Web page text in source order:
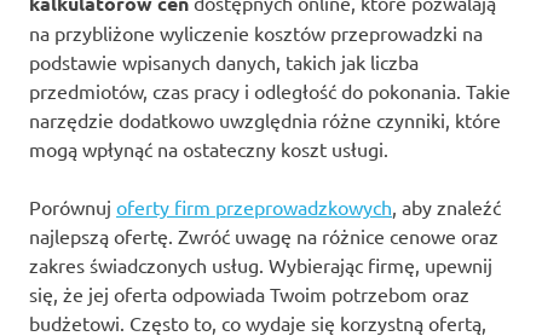
na przybliżone wyliczenie kosztów przeprowadzki na
podstawie wpisanych danych, takich jak liczba
przedmiotów, czas pracy i odległość do pokonania. Takie
narzędzie dodatkowo uwzględnia różne czynniki, które
mogą wpłynąć na ostateczny koszt usługi.
Porównuj oferty firm przeprowadzkowych , aby znaleźć
najlepszą ofertę. Zwróć uwagę na różnice cenowe oraz
zakres świadczonych usług. Wybierając firmę, upewnij
się, że jej oferta odpowiada Twoim potrzebom oraz
budżetowi. Często to, co wydaje się korzystną ofertą,